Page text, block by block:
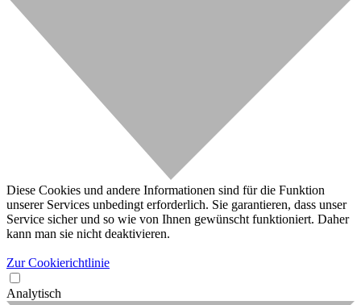
Diese Cookies und andere Informationen sind für die Funktion
unserer Services unbedingt erforderlich. Sie garantieren, dass unser
Service sicher und so wie von Ihnen gewünscht funktioniert. Daher
kann man sie nicht deaktivieren.
Zur Cookierichtlinie
Analytisch